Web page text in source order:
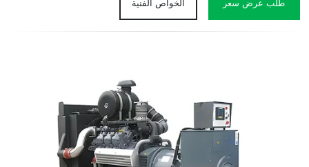
طلب عرض سعر الخواص الفنية